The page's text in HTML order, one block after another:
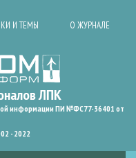
И ТЕМЫ О ЖУРНАЛЕ
информации ПИ №ФС77-36401 от
- 2022